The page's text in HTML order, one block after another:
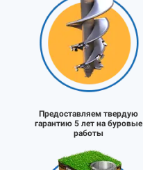
Предоставляем твердую
гарантию 5 лет на буровые
работы